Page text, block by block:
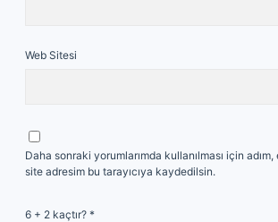
Web Sitesi
Daha sonraki yorumlarımda kullanılması için
site adresim bu tarayıcıya kaydedilsin.
6 + 2 kaçtır? *